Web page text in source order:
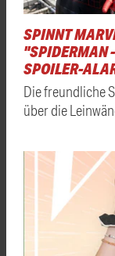
SPINNT
"SPIDERMAN
SPOILER-
Die freundliche
über die